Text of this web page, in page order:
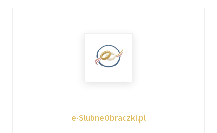
e-SlubneObraczki.pl